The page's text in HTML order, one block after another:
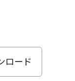
ロード